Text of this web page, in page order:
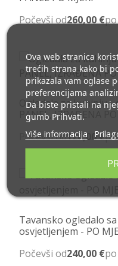
Počevši od260,00 €po
Ogledala za kuhinju
PANEL, IZRAĐENA
Počevši od120,00 €po
Tavansko ogledalo
osvjetljenjem - PO
Počevši od240,00 €po
Ova web stranica
trećih strana kako bi
prikazala vam oglase
preferencijama
Da biste pristali na
gumb Prihvati.
Više informacija